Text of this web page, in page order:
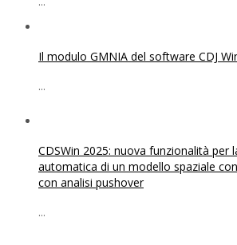
Il modulo GMNIA del software CDJ
...
CDSWin 2025: nuova funzionalità per
automatica di un modello spaziale
con analisi pushover
...